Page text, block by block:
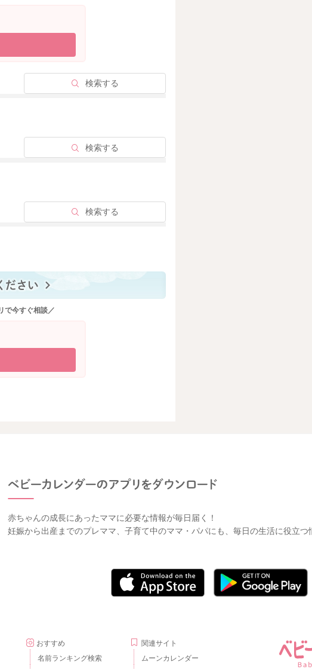
す。
、受診をされていいと思います
検索する
検索する
検索する
で今すぐ相談／
赤ちゃんの成長にあったママに必要な情報が毎日届く！
妊娠から出産までのプレママ、子育て中のママ・パパにも、毎日の生活に役立つ
おすすめ
名前ランキング検索
関連サイト
ムーンカレンダー